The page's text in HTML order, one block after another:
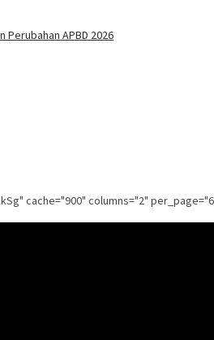
Perubahan APBD 2026
cache="900" columns="2"